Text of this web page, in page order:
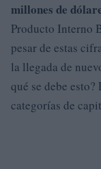
millones de
Producto Interno
pesar de estas
la llegada de
qué se debe
categorías de